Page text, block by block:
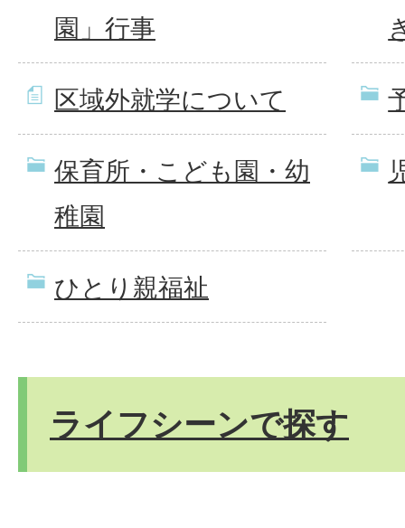
園」行事
区域外就学について
保育所・こども園・幼
稚園
ひとり親福祉
ライフシーンで探す